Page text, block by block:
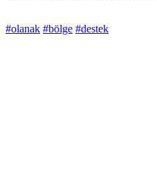
#olanak #bölge #destek